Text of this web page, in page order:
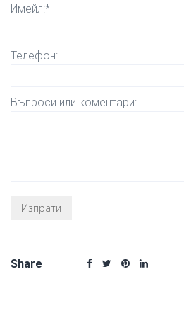
Имейл:*
Телефон:
Въпроси или коментари:
Share